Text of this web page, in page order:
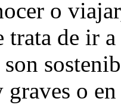
o
trata de ir
o